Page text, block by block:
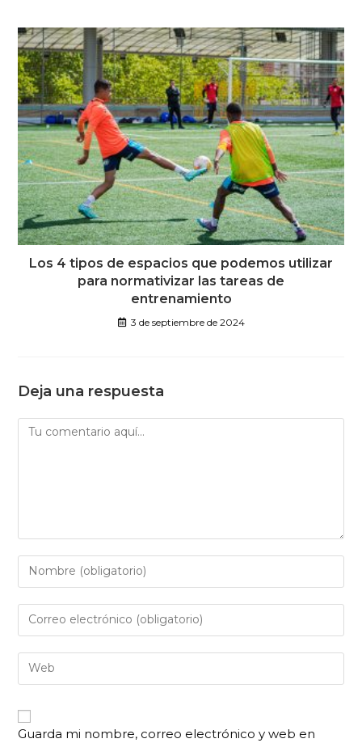
Los 4 tipos de espacios que podemos utilizar
para normativizar las tareas de
entrenamiento
3 de septiembre de 2024
Deja una respuesta
Guarda mi nombre, correo electrónico y web en